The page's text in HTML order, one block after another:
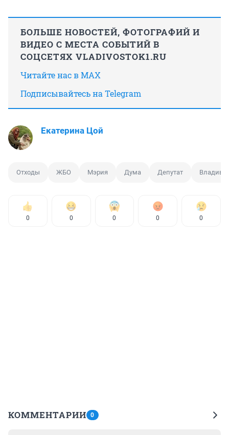
БОЛЬШЕ НОВОСТЕЙ, ФОТОГРАФИЙ И
ВИДЕО С МЕСТА СОБЫТИЙ В
СОЦСЕТЯХ VLADIVOSTOK1.RU
Читайте нас в MAX
Подписывайтесь на Telegram
Екатерина Цой
Отходы ЖБО Мэрия Дума Депутат
0 0 0 0 0
КОММЕНТАРИИ 0